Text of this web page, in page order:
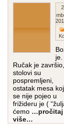
je.
Ručak je završio,
stolovi su
pospremljeni,
ostatak mesa
se nije pojeo u
frižideru je (
ćemo …pročitaj
više…